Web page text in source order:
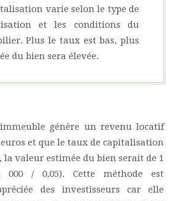
varie selon le type de
et les conditions du
Plus le taux est bas, plus
du bien sera élevée.
génère un revenu locatif
et que le taux de capitalisation
la valeur estimée du bien serait de 1
000 / 0,05). Cette méthode est
des investisseurs car elle